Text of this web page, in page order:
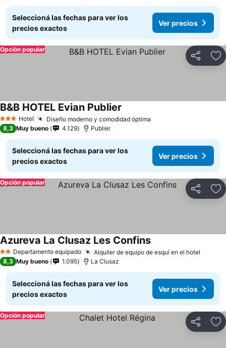
Seleccioná las fechas para ver los
precios exactos
Ver precios
Compartir
Opción popular
3 Estrellas
Hotel Diseño moderno y comodidad óptima
B&B HOTEL Evian Publier
8,3 Muy bueno 4.129 Publier
Seleccioná las fechas para ver los
precios exactos
Ver precios
Compartir
Opción popular
2 EstrellasDepartamento equipado Alquiler de equipo de esquí en el hotel
Azureva La Clusaz Les ConfinsVer precios
8,3 Muy bueno 1.095 La Clusaz
Seleccioná las fechas para ver los
precios exactos
Ver precios
Compartir
Opción popular